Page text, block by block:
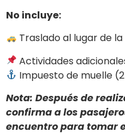
No incluye:
Traslado al lugar de
Actividades
Impuesto de muelle (2
Nota: Después de
confirma a los
encuentro para tomar